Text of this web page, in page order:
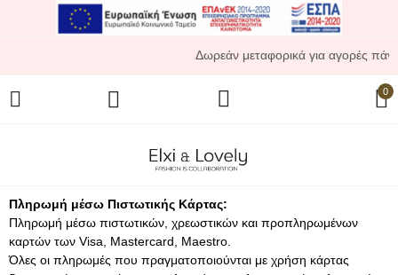
Δωρεάν μεταφορικά για αγορές
0
Πληρωμή μέσω Πιστωτικής Κάρτας:
Πληρωμή μέσω πιστωτικών, χρεωστικών και προπληρωμένων
καρτών των Visa, Mastercard, Maestro.
Όλες οι πληρωμές που πραγματοποιούνται με χρήση κάρτας